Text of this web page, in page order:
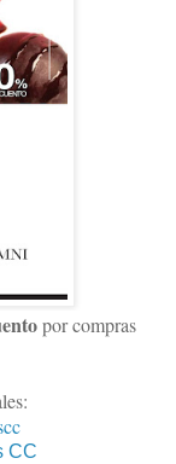
por compras
CC